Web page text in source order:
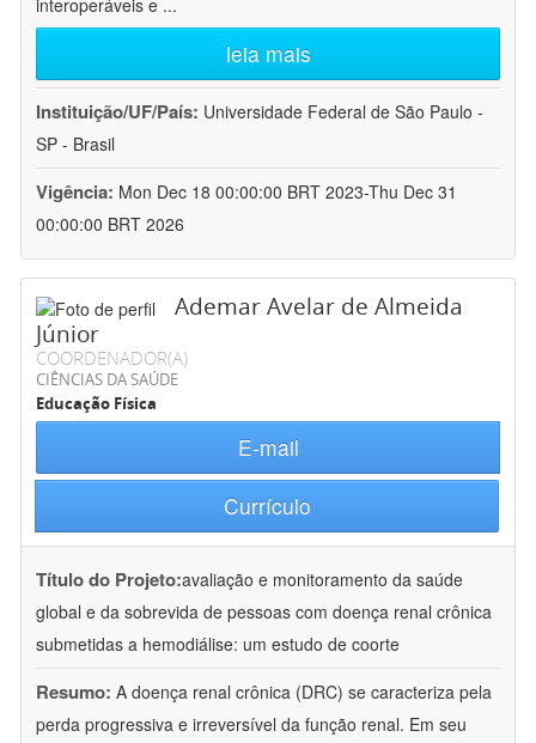
interoperáveis e ...
leia mais
Instituição/UF/País: Universidade Federal de São Paulo -
SP - Brasil
Vigência: Mon Dec 18 00:00:00 BRT 2023-Thu Dec 31
00:00:00 BRT 2026
Ademar Avelar de Almeida
Júnior
COORDENADOR(A)
CIÊNCIAS DA SAÚDE
Educação Física
E-mail
Currículo
Título do Projeto:avaliação e monitoramento da saúde
global e da sobrevida de pessoas com doença renal crônica
submetidas a hemodiálise: um estudo de coorte
Resumo: A doença renal crônica (DRC) se caracteriza pela
perda progressiva e irreversível da função renal. Em seu